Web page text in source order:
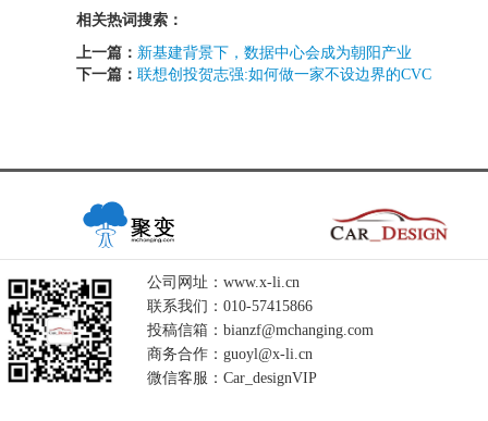
相关热词搜索：
上一篇： 新基建背景下，数据中心会成为朝阳产业
下一篇： 联想创投贺志强:如何做一家不设边界的CVC
公司网址：www.x-li.cn
联系我们：010-57415866
投稿信箱：bianzf@mchanging.com
商务合作：guoyl@x-li.cn
微信客服：Car_designVIP